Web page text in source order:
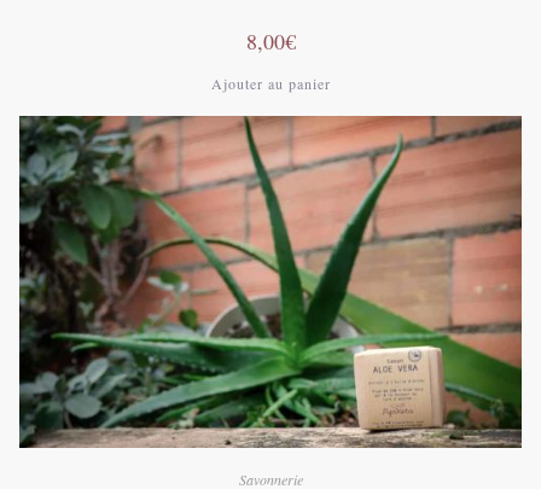
8,00€
Ajouter au panier
Savonnerie